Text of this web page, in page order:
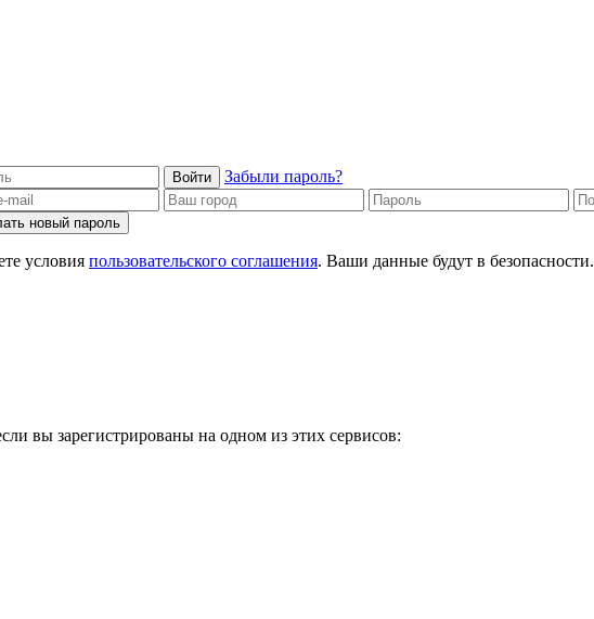
Войти Забыли пароль?
новый пароль
условия пользовательского соглашения. Ваши данные будут в безопасности.
вы зарегистрированы на одном из этих сервисов: